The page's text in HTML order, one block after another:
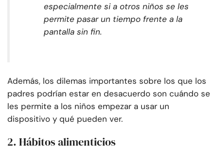
especialmente si a otros niños se les
permite pasar un tiempo frente a la
pantalla sin fin.
Además, los dilemas importantes sobre los que los
padres podrían estar en desacuerdo son cuándo se
les permite a los niños empezar a usar un
dispositivo y qué pueden ver.
2. Hábitos alimenticios